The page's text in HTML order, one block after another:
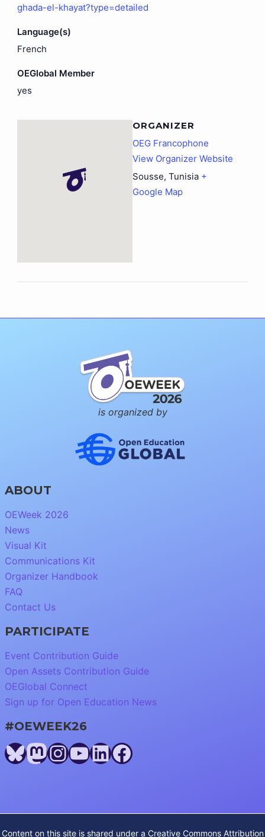
ghada-el-khayat?type=detailed
Language(s)
French
OEGlobal Member
yes
ORGANIZER
OEG Francophone
View Organizer Website
Sousse, Tunisia +
Google Map
is organized by
ABOUT
OEWeek 2026
News
Visual Kit
Communications Kit
Organizer Handbook
FAQ
Contact Us
PARTICIPATE
Event Contribution Guide
Open Assets Contribution Guide
OEGlobal Connect
Sign up for Open Education News
#OEWEEK26
Bluesky
Mastodon
Instagram
YouTube
LinkedIn
Facebook
Content on this site is shared under a Creative Commons Attribution